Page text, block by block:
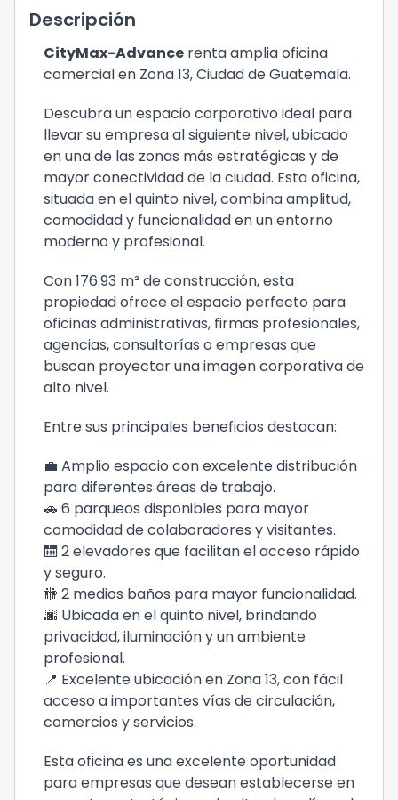
Descripción
CityMax-Advance renta amplia oficina
comercial en Zona 13, Ciudad de Guatemala.
Descubra un espacio corporativo ideal para
llevar su empresa al siguiente nivel, ubicado
en una de las zonas más estratégicas y de
mayor conectividad de la ciudad. Esta oficina,
situada en el quinto nivel, combina amplitud,
comodidad y funcionalidad en un entorno
moderno y profesional.
Con 176.93 m² de construcción, esta
propiedad ofrece el espacio perfecto para
oficinas administrativas, firmas profesionales,
agencias, consultorías o empresas que
buscan proyectar una imagen corporativa de
alto nivel.
Entre sus principales beneficios destacan:
💼 Amplio espacio con excelente distribución
para diferentes áreas de trabajo.
🚗 6 parqueos disponibles para mayor
comodidad de colaboradores y visitantes.
🛗 2 elevadores que facilitan el acceso rápido
y seguro.
🚻 2 medios baños para mayor funcionalidad.
🌆 Ubicada en el quinto nivel, brindando
privacidad, iluminación y un ambiente
profesional.
📍 Excelente ubicación en Zona 13, con fácil
acceso a importantes vías de circulación,
comercios y servicios.
Esta oficina es una excelente oportunidad
para empresas que desean establecerse en